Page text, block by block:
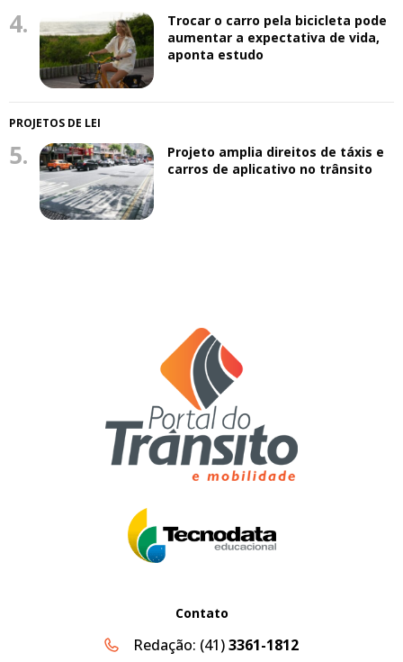
4.
Trocar o carro pela bicicleta pode
aumentar a expectativa de vida,
aponta estudo
PROJETOS DE LEI
5.
Projeto amplia direitos de táxis e
carros de aplicativo no trânsito
Contato
Redação: (41)3361-1812